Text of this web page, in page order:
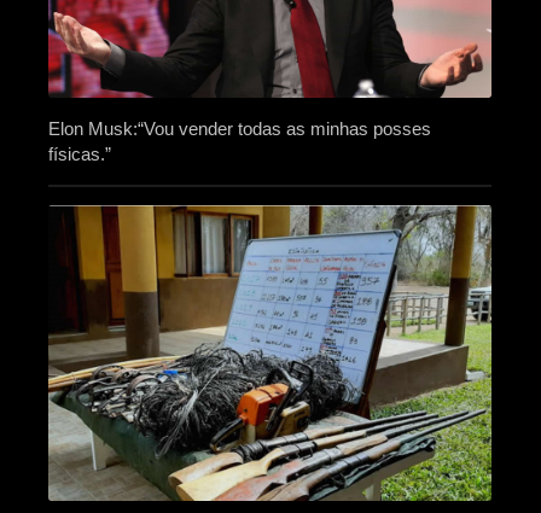
Elon Musk:“Vou vender todas as minhas posses
físicas.”